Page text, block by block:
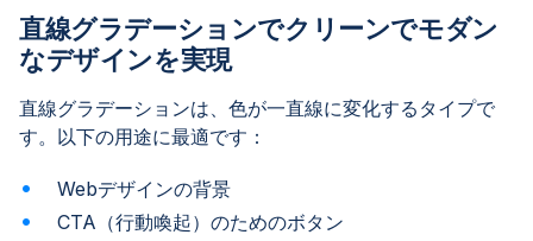
直線グラデーションでクリーンでモダン
なデザインを実現
直線グラデーションは、色が一直線に変化するタイプで
す。以下の用途に最適です：
Webデザインの背景
CTA（行動喚起）のためのボタン